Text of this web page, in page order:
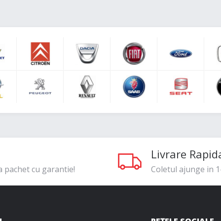
pachet cu garantie!
Livrare
Coletul ajunge in